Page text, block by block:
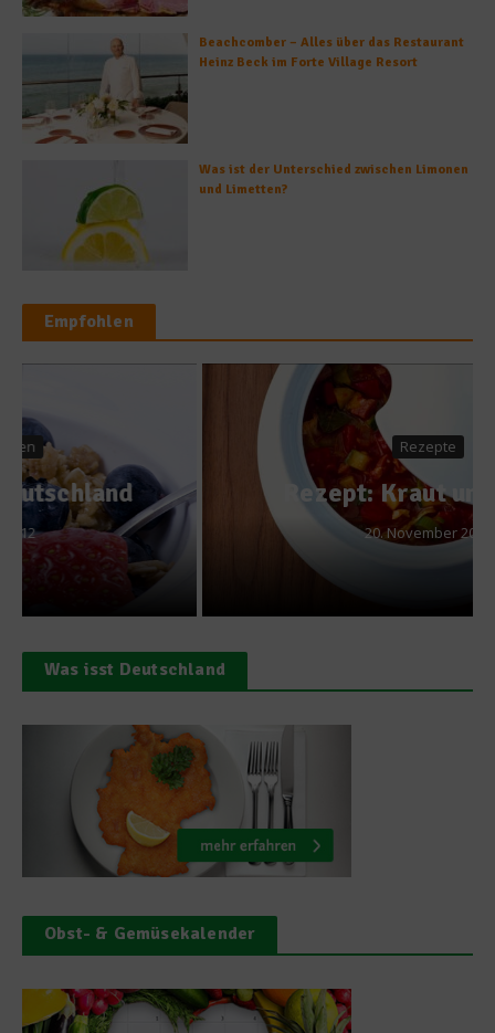
Beachcomber – Alles über das Restaurant
Heinz Beck im Forte Village Resort
Was ist der Unterschied zwischen Limonen
und Limetten?
Empfohlen
Rezept: Kraut und Rüben
20. November 2013
Was isst Deutschland
Obst- & Gemüsekalender